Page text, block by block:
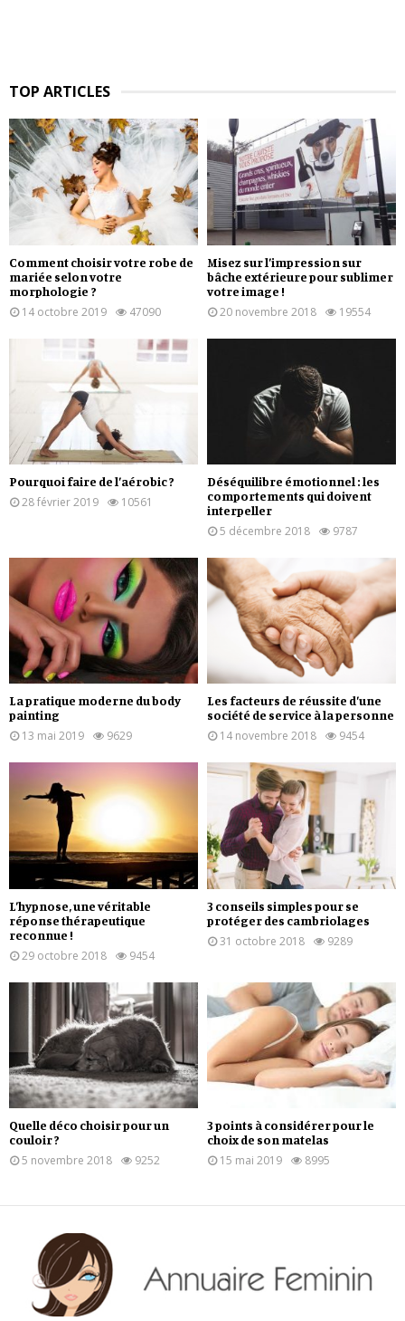
TOP ARTICLES
Comment choisir votre robe de
mariée selon votre
morphologie ?
14 octobre 2019
47090
Misez sur l’impression sur
bâche extérieure pour sublimer
votre image !
20 novembre 2018
19554
Pourquoi faire de l’aérobic ?
28 février 2019
10561
Déséquilibre émotionnel : les
comportements qui doivent
interpeller
5 décembre 2018
9787
La pratique moderne du body
painting
13 mai 2019
9629
Les facteurs de réussite d’une
société de service à la personne
14 novembre 2018
9454
L’hypnose, une véritable
réponse thérapeutique
reconnue !
29 octobre 2018
9454
3 conseils simples pour se
protéger des cambriolages
31 octobre 2018
9289
Quelle déco choisir pour un
couloir ?
5 novembre 2018
9252
3 points à considérer pour le
choix de son matelas
15 mai 2019
8995